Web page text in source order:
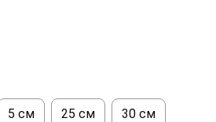
5 см 25 см 30 см